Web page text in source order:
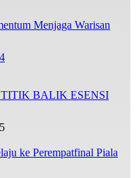
Menjaga Warisan
BALIK ESENSI
ke Perempatfinal Piala